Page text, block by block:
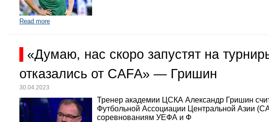
Read more
«Думаю, нас скоро запустят на
отказались от CAFA» — Гришин
30.04.2023
Тренер академии ЦСКА Александр Гришин
Футбольной Ассоциации Центральной Азии
соревнованиям УЕФА и Ф